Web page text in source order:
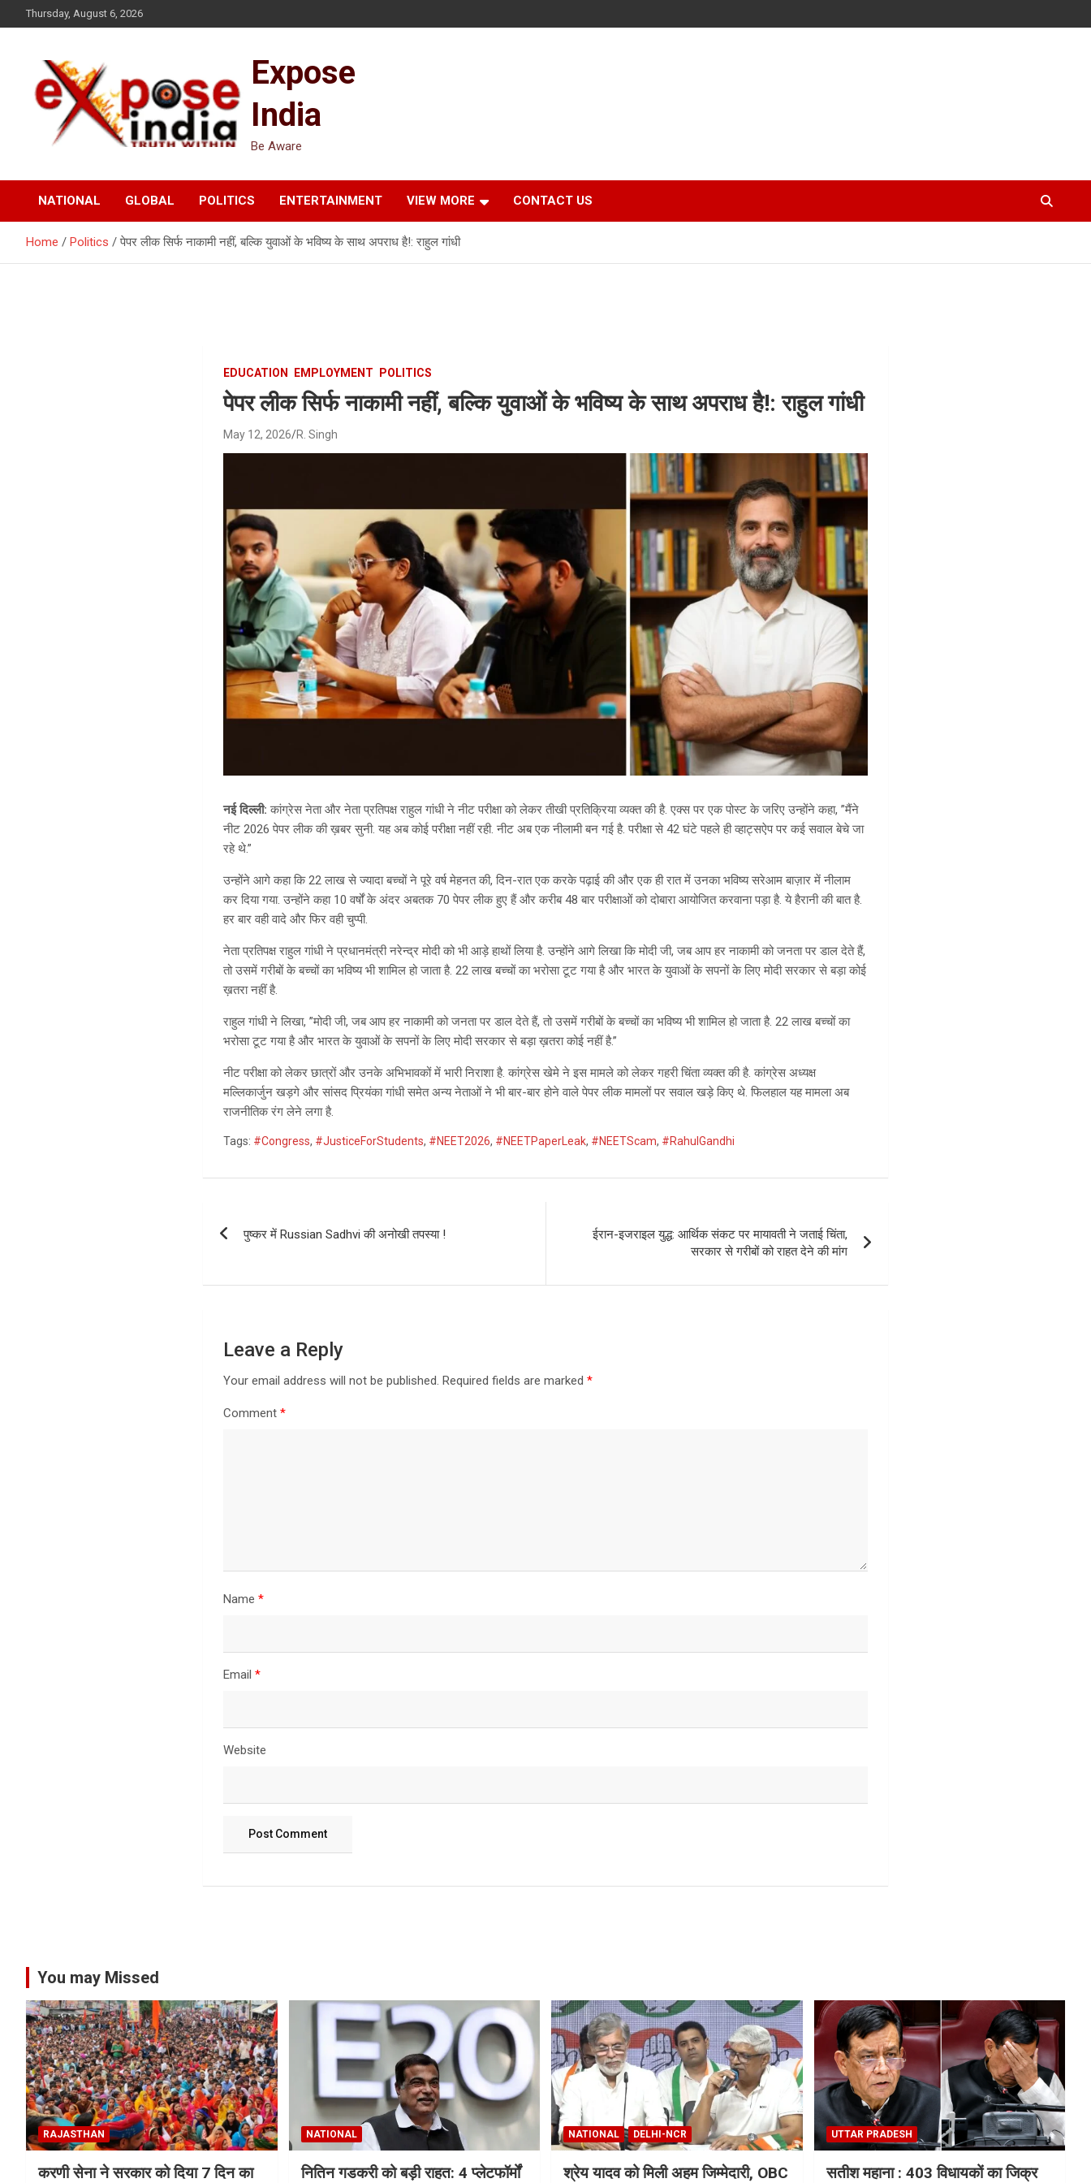
to
Thursday, August 6, 2026
Expose
India
Be Aware
NATIONAL GLOBAL POLITICS ENTERTAINMENT VIEW MORE CONTACT US
Home Politics पेपर लीक सिर्फ नाकामी नहीं, बल्कि युवाओं के भविष्य के साथ अपराध है!: राहुल गांधी
EDUCATION EMPLOYMENT POLITICS
पेपर लीक सिर्फ नाकामी नहीं, बल्कि युवाओं के भविष्य के साथ अपराध है!: राहुल गांधी
May 12, 2026 R. Singh
नई दिल्ली:कांग्रेस नेता और नेता प्रतिपक्ष राहुल गांधी ने नीट परीक्षा को लेकर तीखी प्रतिक्रिया व्यक्त की है. एक्स पर एक पोस्ट के जरिए उन्होंने कहा, ”मैंने
नीट 2026 पेपर लीक की ख़बर सुनी. यह अब कोई परीक्षा नहीं रही. नीट अब एक नीलामी बन गई है. परीक्षा से 42 घंटे पहले ही व्हाट्सऐप पर कई सवाल बेचे जा
रहे थे.”
उन्होंने आगे कहा कि 22 लाख से ज्यादा बच्चों ने पूरे वर्ष मेहनत की, दिन-रात एक करके पढ़ाई की और एक ही रात में उनका भविष्य सरेआम बाज़ार में नीलाम
कर दिया गया. उन्होंने कहा 10 वर्षों के अंदर अबतक 70 पेपर लीक हुए हैं और करीब 48 बार परीक्षाओं को दोबारा आयोजित करवाना पड़ा है. ये हैरानी की बात है.
हर बार वही वादे और फिर वही चुप्पी.
नेता प्रतिपक्ष राहुल गांधी ने प्रधानमंत्री नरेन्द्र मोदी को भी आड़े हाथों लिया है. उन्होंने आगे लिखा कि मोदी जी, जब आप हर नाकामी को जनता पर डाल देते हैं,
तो उसमें गरीबों के बच्चों का भविष्य भी शामिल हो जाता है. 22 लाख बच्चों का भरोसा टूट गया है और भारत के युवाओं के सपनों के लिए मोदी सरकार से बड़ा कोई
ख़तरा नहीं है.
राहुल गांधी ने लिखा, ”मोदी जी, जब आप हर नाकामी को जनता पर डाल देते हैं, तो उसमें गरीबों के बच्चों का भविष्य भी शामिल हो जाता है. 22 लाख बच्चों का
भरोसा टूट गया है और भारत के युवाओं के सपनों के लिए मोदी सरकार से बड़ा ख़तरा कोई नहीं है.”
नीट परीक्षा को लेकर छात्रों और उनके अभिभावकों में भारी निराशा है. कांग्रेस खेमे ने इस मामले को लेकर गहरी चिंता व्यक्त की है. कांग्रेस अध्यक्ष
मल्लिकार्जुन खड़गे और सांसद प्रियंका गांधी समेत अन्य नेताओं ने भी बार-बार होने वाले पेपर लीक मामलों पर सवाल खड़े किए थे. फिलहाल यह मामला अब
राजनीतिक रंग लेने लगा है.
Tags: #Congress, #JusticeForStudents, #NEET2026, #NEETPaperLeak, #NEETScam, #RahulGandhi
navigation
पुष्कर में Russian Sadhvi की अनोखी तपस्या !
ईरान-इजराइल युद्ध: आर्थिक संकट पर मायावती ने जताई चिंता,
सरकार से गरीबों को राहत देने की मांग
Leave a Reply
Your email address will not be published. Required fields are marked*
Comment*
Name*
Email*
Website
You may Missed
RAJASTHAN
करणी सेना ने सरकार को दिया 7 दिन का
NATIONAL
नितिन गडकरी को बड़ी राहत: 4 प्लेटफॉर्मों
NATIONAL DELHI-NCR
श्रेय यादव को मिली अहम जिम्मेदारी, OBC
UTTAR PRADESH
सतीश महाना : 403 विधायकों का जिक्र